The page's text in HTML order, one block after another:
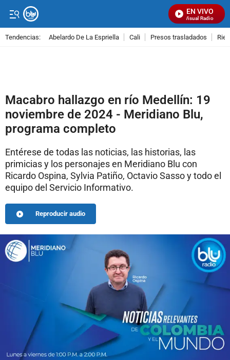
EN VIVO
Señal Visual Radio
Tendencias: Abelardo De La Espriella Cali Presos trasladados
Macabro hallazgo en río Medellín: 19
noviembre de 2024 - Meridiano Blu,
programa completo
Entérese de todas las noticias, las historias, las
primicias y los personajes en Meridiano Blu con
Ricardo Ospina, Sylvia Patiño, Octavio Sasso y todo el
equipo del Servicio Informativo.
Reproducir audio